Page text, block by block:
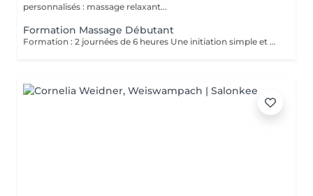
personnalisés : massage relaxant...
Formation Massage Débutant
Formation : 2 journées de 6 heures Une initiation simple et accessible aux bases du massage (effleurages, pétrissages) pour développer le toucher bienveillant, la confiance en soi et offrir une détente immédiate. Créée pour les débutants. Cours en présentiel, pratique et théorie.